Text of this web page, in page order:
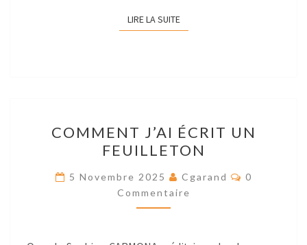
LIRE LA SUITELIRE LA SUITE
J’AI
ÉCRIT
UN
FEUILLETON
COMMENT J’AI ÉCRIT UN
FEUILLETON
5 Novembre 2025 Cgarand Res
0
Commentaire